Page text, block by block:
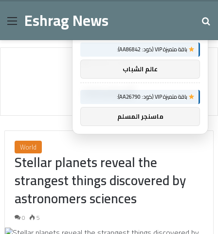
MenuEshrag News
Home/reveal
reveal
World
Stellar planets reveal the
strangest things discovered by
astronomers sciences
0 5
×
باقة متميزة VIP (كود: AA86842):
عالم الشباب
باقة متميزة VIP (كود: AA26790):
ماسنجر المسلم